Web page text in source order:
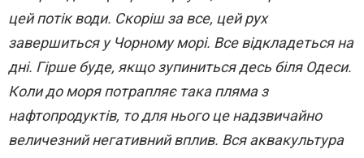
цей потік води. Скоріш за все, цей рух
завершиться у Чорному морі. Все відкладеться на
дні. Гірше буде, якщо зупиниться десь біля Одеси.
Коли до моря потрапляє така пляма з
нафтопродуктів, то для нього це надзвичайно
величезний негативний вплив. Вся аквакультура